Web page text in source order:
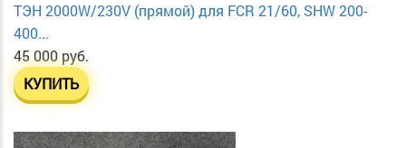
ТЭН 2000W/230V (прямой) для FCR 21/60, SHW 200-
400...
45 000 руб.
КУПИТЬ